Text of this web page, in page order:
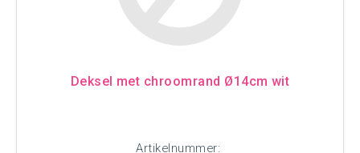
Deksel met chroomrand Ø14cm wit
Artikelnummer: